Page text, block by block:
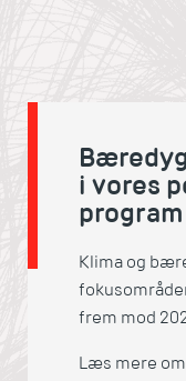
andet kan
i vores
program
Klima og
frem mod
Læs mere